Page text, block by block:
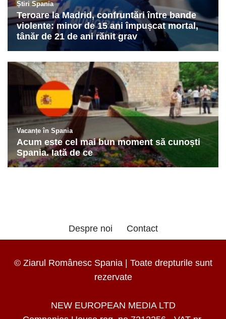
Despre noi Contact
© Ziarul Românesc Spania | Toate drepturile sunt
rezervate
NEW EUROPEAN MEDIA LTD